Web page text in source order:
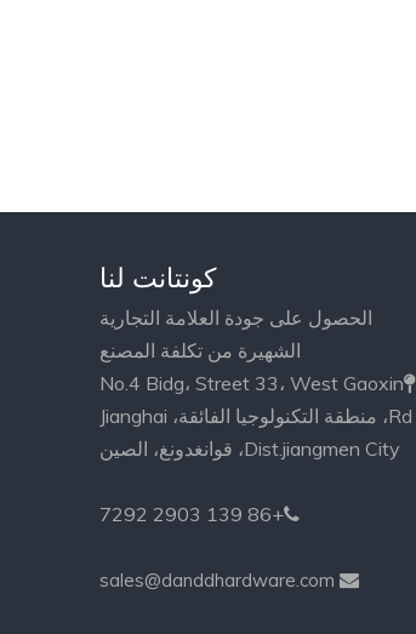
كونتانت لنا
الحصول على جودة العلامة التجارية
الشهيرة من تكلفة المصنع
No.4 Bidg، Street 33، West Gaoxin
Rd، منطقة التكنولوجيا الفائقة، Jianghai
Dist.jiangmen City، قوانغدونغ، الصين

+86 139 2903 7292

sales@danddhardware.com